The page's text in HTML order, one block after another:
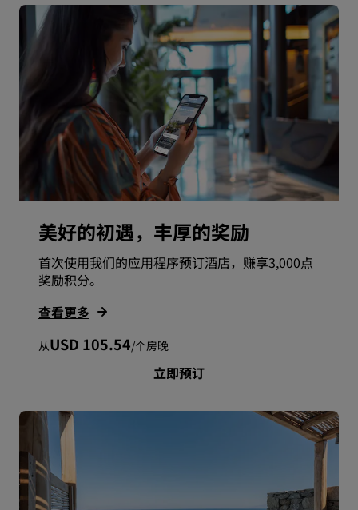
美好的初遇，丰厚的奖励
首次使用我们的应用程序预订酒店，赚享3,000点
奖励积分。
查看更多
从USD 105.54/个房晚
立即预订